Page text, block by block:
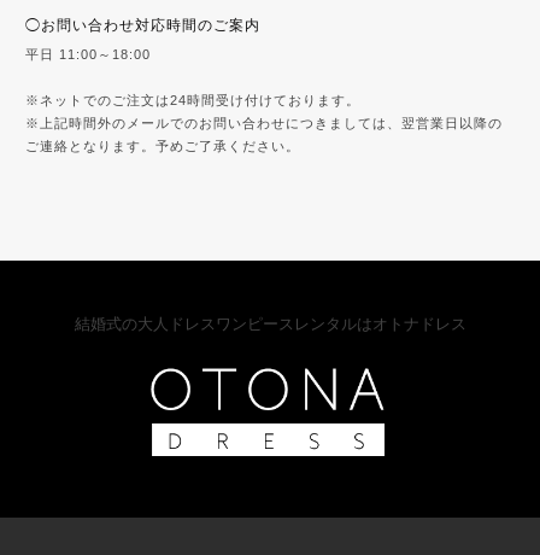
◯お問い合わせ対応時間のご案内
平日 11:00～18:00
※ネットでのご注文は24時間受け付けております。
※上記時間外のメールでのお問い合わせにつきましては、翌営業日以降の
ご連絡となります。予めご了承ください。
結婚式の大人ドレスワンピースレンタルはオトナドレス